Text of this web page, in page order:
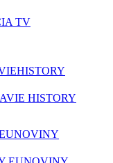
TV
HISTORY
HISTORY